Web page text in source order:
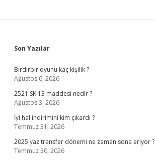
Sidebar
Son Yazılar
Birdirbir oyunu kaç kişilik ?
Ağustos 6, 2026
2521 SK 13 maddesi nedir ?
Ağustos 3, 2026
İyi hal indirimini kim çıkardı ?
Temmuz 31, 2026
2025 yaz transfer dönemi ne zaman sona eriyor ?
Temmuz 30, 2026